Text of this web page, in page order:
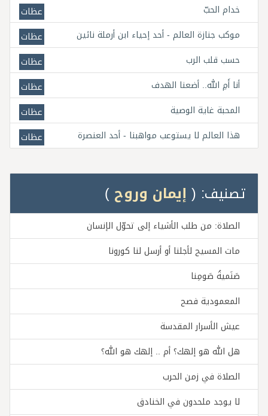
خدام الحبّ
عظات
موكب جنازة العالم - أحد إحياء ابن أرملة نائين
عظات
حسب قلب الرب
عظات
أنا أَمِ الله.. أضعنا الهدف
عظات
المحبة غاية الوصية
عظات
هذا العالم لا يستوعب مواهبنا - أحد العنصرة
عظات
تصنيف: ( إيمان وروح )
الصلاة: من طلب الأشياء إلى تحوّل الإنسان
مات المسيح لأجلنا أو أرسل لنا كورونا
صَنَميةُ صَومِنا
المعمودية فصح
عيش الأسرار المقدسة
هل الله هو إلهك؟ أم .. إلهك هو الله؟
الصلاة في زمن الحرب
لا يوجد ملحدون في الخنادق